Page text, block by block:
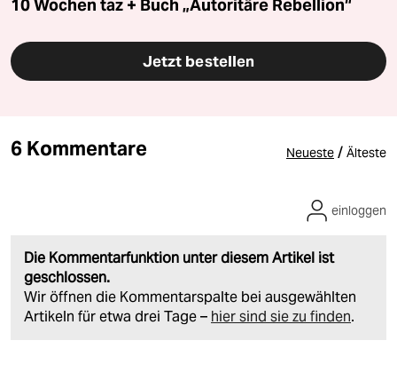
10 Wochen taz + Buch „Autoritäre Rebellion“
Jetzt bestellen
6 Kommentare Neueste / Älteste
Die Kommentarfunktion unter diesem Artikel ist
geschlossen.
Wir öffnen die Kommentarspalte bei ausgewählten
Artikeln für etwa drei Tage – hier sind sie zu finden.
einloggen